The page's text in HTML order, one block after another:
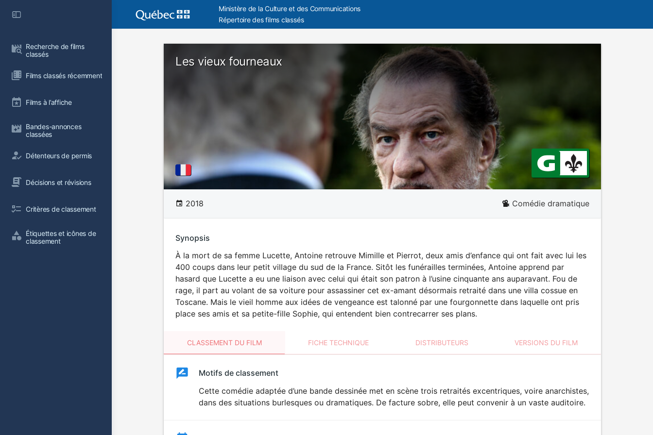
Recherche de films
classés
Films classés récemment
Films à l’affiche
Bandes-annonces
classées
Détenteurs de permis
Décisions et révisions
Critères de classement
Étiquettes et icônes de
classement
Ministère de la Culture et des Communications
Répertoire des films classés
Les vieux fourneaux
2018 Comédie dramatique
Synopsis
À la mort de sa femme Lucette, Antoine retrouve Mimille et Pierrot, deux amis d’enfance qui ont fait avec lui les
400 coups dans leur petit village du sud de la France. Sitôt les funérailles terminées, Antoine apprend par
hasard que Lucette a eu une liaison avec celui qui était son patron à l’usine cinquante ans auparavant. Fou de
rage, il part au volant de sa voiture pour assassiner cet ex-amant désormais retraité dans une villa cossue en
Toscane. Mais le vieil homme aux idées de vengeance est talonné par une fourgonnette dans laquelle ont pris
place ses amis et sa petite-fille Sophie, qui entendent bien contrecarrer ses plans.
CLASSEMENT DU FILM FICHE TECHNIQUE DISTRIBUTEURS VERSIONS DU FILM
ClassementClassement
Motifs de classement
Cette comédie adaptée d’une bande dessinée met en scène trois retraités excentriques, voire anarchistes,
dans des situations burlesques ou dramatiques. De facture sobre, elle peut convenir à un vaste auditoire.